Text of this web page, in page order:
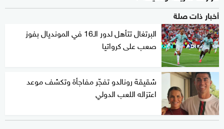
أخبار ذات صلة
البرتغال تتأهل لدور الـ16 في المونديال بفوز
صعب على كرواتيا
شقيقة رونالدو تفجّر مفاجأة وتكشف موعد
اعتزاله اللعب الدولي